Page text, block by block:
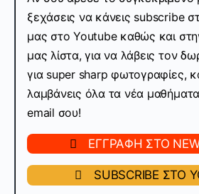
ξεχάσεις να κάνεις subscribe
μας στο Youtube καθώς και
μας λίστα, για να λάβεις τον
για super sharp φωτογραφίες,
λαμβάνεις όλα τα νέα
email σου!
ΕΓΓΡΑΦΗ ΣΤΟ
SUBSCRIBE ΣΤΟ